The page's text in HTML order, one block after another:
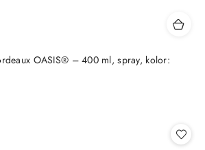
OASIS® – 400 ml, spray, kolor: